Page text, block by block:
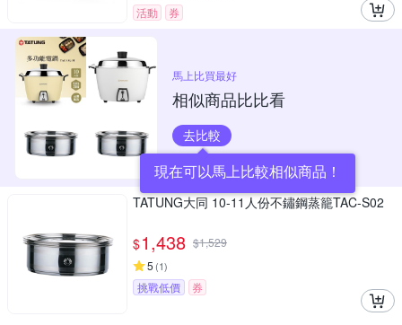
活動 券
馬上比買最好
相似商品比比看
去比較
現在可以馬上比較相似商品！
TATUNG大同 10-11人份不鏽鋼蒸籠TAC-S02
$1,438 $1,529
5 (1)
挑戰低價 券